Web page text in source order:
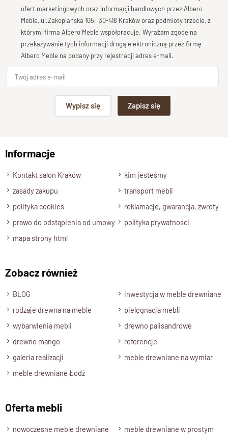
Specyfikacja techniczna modelu
Materiał
Model wykonany z drewna litego palisandru
Wykończenie
Produkt został wykończony ekologicznym lakierem
półmatowym.
Szerokość
100 cm.
Wysokość
210 cm.
Głębokość
35 cm.
Półki są zamontowane na stałe.
Kolor drewna
Drewno Palisander: brąz miodowy, naturalny.
Stan produktu
Bardzo dobry
Twoja opinia o produkcie
Podpis
Wyślij opinię
ofert marketingowych oraz informacji handlowych przez Albero
Meble, ul.Zakopiańska 105, 30-418 Kraków oraz podmioty trzecie, z
którymi firma Albero Meble współpracuje. Wyrażam zgodę na
przekazywanie tych informacji drogą elektroniczną przez firmę
Albero Meble na podany przy rejestracji adres e-mail.
Wypisz się Zapisz się
Informacje
Kontakt salon Kraków
kim jesteśmy
zasady zakupu
transport mebli
polityka cookies
reklamacje, gwarancja, zwroty
prawo do odstąpienia od umowy
polityka prywatności
mapa strony html
Zobacz również
BLOG
inwestycja w meble drewniane
rodzaje drewna na meble
pielęgnacja mebli
wybarwienia mebli
drewno palisandrowe
drewno mango
referencje
galeria realizacji
meble drewniane na wymiar
meble drewniane Łódź
Oferta mebli
nowoczesne meble drewniane
meble drewniane w prostym